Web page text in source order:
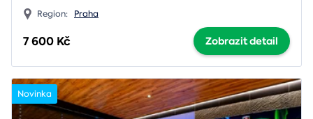
Region: Praha
7 600 Kč Zobrazit detail
Novinka